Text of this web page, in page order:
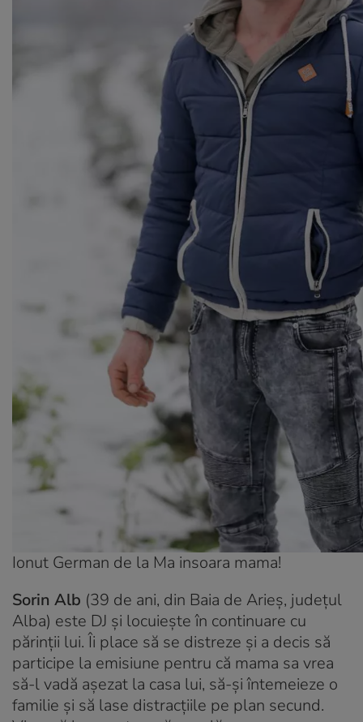
Ionut German de la Ma insoara mama!
Sorin Alb (39 de ani, din Baia de Arieș, județul
Alba) este DJ și locuiește în continuare cu
părinții lui. Îi place să se distreze și a decis să
participe la emisiune pentru că mama sa vrea
să-l vadă așezat la casa lui, să-și întemeieze o
familie și să lase distracțiile pe plan secund.